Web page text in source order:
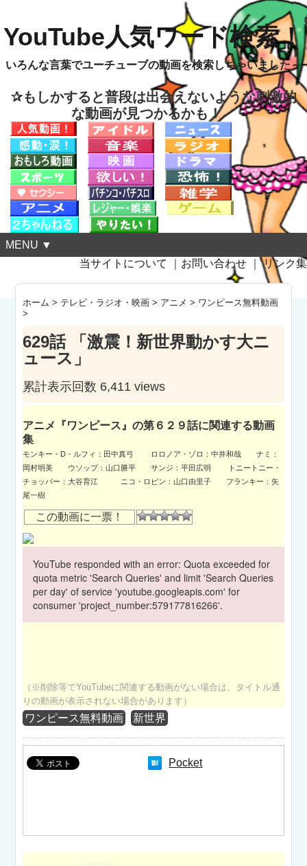
YouTube人気ワード検索！
いろんな言葉でユーチューブの動画を検索しちゃいました～
✰もしかすると普段は出会えないような刺激的
な動画が見つかるかも！
MENU ▼
当サイトについて
お問い合わせ ｜リンク集
ホーム > テレビ・ラジオ・映画 > アニメ > ワンピース無料動画
>
629話 「激震！新世界動かす大ニ
ュース」
累計表示回数 6,411 views
アニメ『ワンピース』の第６２９話に関連する動画
集
モンキー・D・ルフィ：田中真弓 ロロノア・ゾロ：中井和哉 ナミ：
岡村明美 ウソップ：山口勝平 サンジ：平田広明 トニートニー・
チョッパー：大谷育江 ニコ・ロビン：山口由里子 フランキー：矢
尾一樹
この動画に一票！
YouTube responded with an error: Quota exceeded for
quota metric 'Search Queries' and limit 'Search Queries
per day' of service 'youtube.googleapis.com' for
consumer 'project_number:579177816266'.
（※削除等でYouTubeに関連する動画がない場合は、タイトル通
りの動画が表示されない場合があります）
ワンピース無料動画 新世界
Pocket